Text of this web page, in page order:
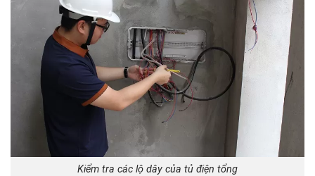
Kiểm tra các lộ dây của tủ điện tổng